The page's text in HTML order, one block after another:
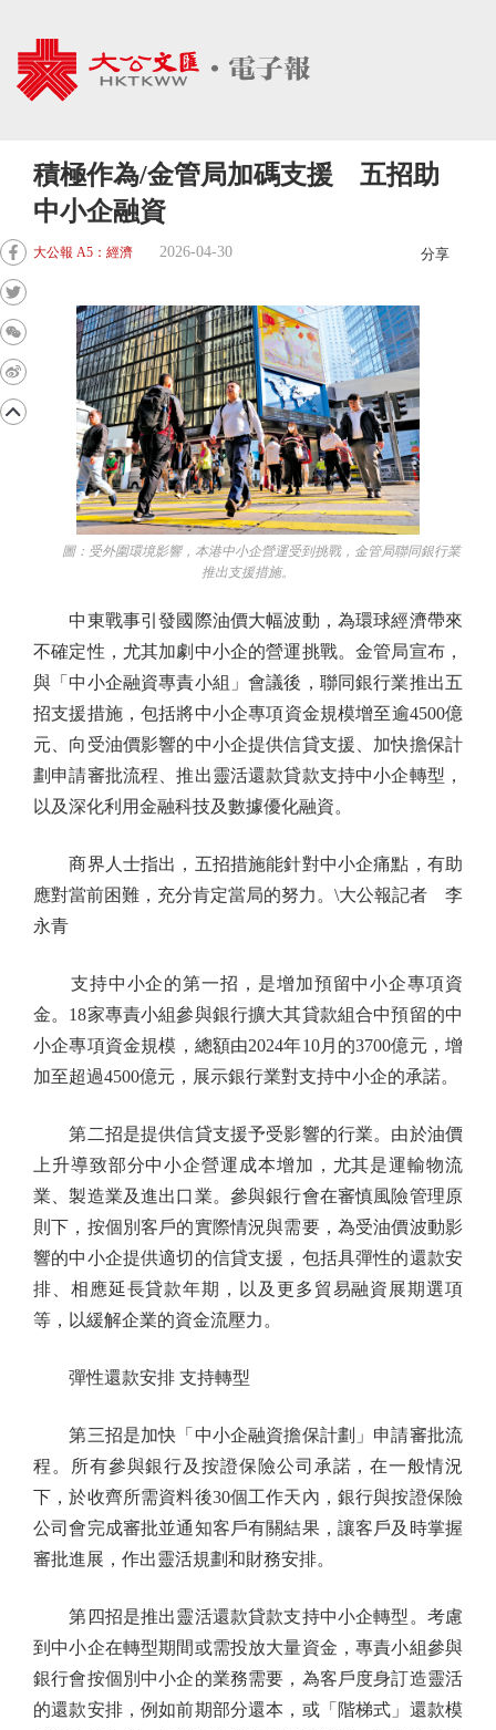
積極作為/金管局加碼支援 五招助
中小企融資
大公報 A5：經濟 2026-04-30 分享
圖：受外圍環境影響，本港中小企營運受到挑戰，金管局聯同銀行業
推出支援措施。
中東戰事引發國際油價大幅波動，為環球經濟帶來
不確定性，尤其加劇中小企的營運挑戰。金管局宣布，
與「中小企融資專責小組」會議後，聯同銀行業推出五
招支援措施，包括將中小企專項資金規模增至逾4500億
元、向受油價影響的中小企提供信貸支援、加快擔保計
劃申請審批流程、推出靈活還款貸款支持中小企轉型，
以及深化利用金融科技及數據優化融資。
商界人士指出，五招措施能針對中小企痛點，有助
應對當前困難，充分肯定當局的努力。\大公報記者 李
永青
支持中小企的第一招，是增加預留中小企專項資
金。18家專責小組參與銀行擴大其貸款組合中預留的中
小企專項資金規模，總額由2024年10月的3700億元，增
加至超過4500億元，展示銀行業對支持中小企的承諾。
第二招是提供信貸支援予受影響的行業。由於油價
上升導致部分中小企營運成本增加，尤其是運輸物流
業、製造業及進出口業。參與銀行會在審慎風險管理原
則下，按個別客戶的實際情況與需要，為受油價波動影
響的中小企提供適切的信貸支援，包括具彈性的還款安
排、相應延長貸款年期，以及更多貿易融資展期選項
等，以緩解企業的資金流壓力。
彈性還款安排 支持轉型
第三招是加快「中小企融資擔保計劃」申請審批流
程。所有參與銀行及按證保險公司承諾，在一般情況
下，於收齊所需資料後30個工作天內，銀行與按證保險
公司會完成審批並通知客戶有關結果，讓客戶及時掌握
審批進展，作出靈活規劃和財務安排。
第四招是推出靈活還款貸款支持中小企轉型。考慮
到中小企在轉型期間或需投放大量資金，專責小組參與
銀行會按個別中小企的業務需要，為客戶度身訂造靈活
的還款安排，例如前期部分還本，或「階梯式」還款模